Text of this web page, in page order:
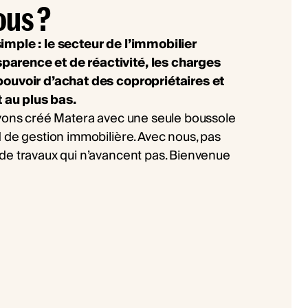
?
: le secteur de l’immobilier
et de réactivité, les charges
d’achat des copropriétaires et
plus bas.
créé Matera avec une seule boussole
gestion immobilière. Avec nous, pas
travaux qui n’avancent pas. Bienvenue